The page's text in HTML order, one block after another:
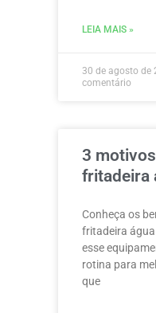
LEIA MAIS »
30 de agosto de
comentário
3
fritadeira
Conheça os
fritadeira
esse
rotina para
que